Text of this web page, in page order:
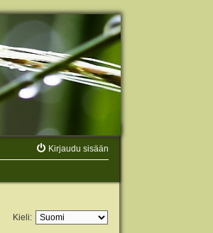
Kirjaudu sisään
Kieli: